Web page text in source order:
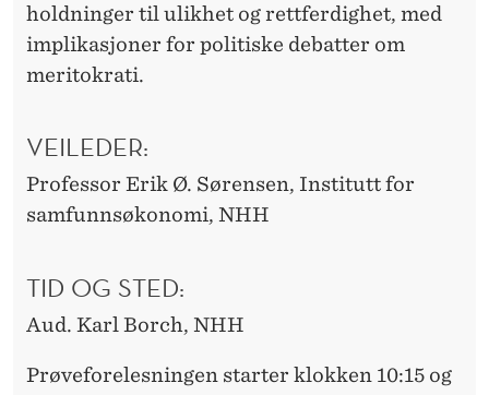
holdninger til ulikhet og rettferdighet, med
implikasjoner for politiske debatter om
meritokrati.
VEILEDER:
Professor Erik Ø. Sørensen, Institutt for
samfunnsøkonomi, NHH
TID OG STED:
Aud. Karl Borch, NHH
Prøveforelesningen starter klokken 10:15 og